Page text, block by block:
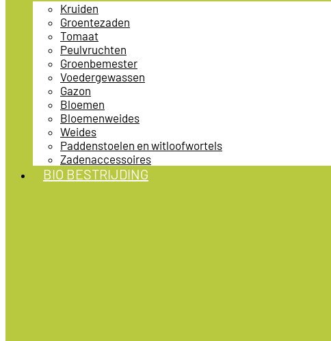
Kruiden
Groentezaden
Tomaat
Peulvruchten
Groenbemester
Voedergewassen
Gazon
Bloemen
Bloemenweides
Weides
Paddenstoelen en witloofwortels
Zadenaccessoires
BIO BESTRIJDING